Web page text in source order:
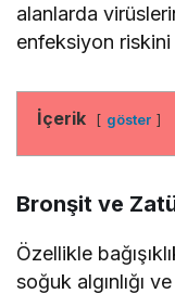
alanlarda
enfeksiyon riskini
İçerik göster
Bronşit ve
Özellikle
soğuk algınlığı